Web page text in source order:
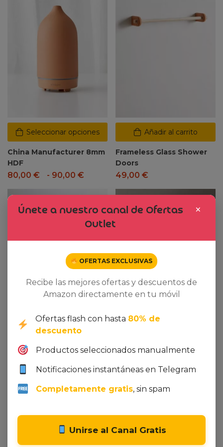
Seleccionar opciones
China Manufacturer 8mm
HDF
80,00 € - 90,00 €
Añadir al carrito
Frameless Glass Shower
Doors
49,00 €
Seleccionar opciones
The Vintage Advantage
10,00 € - 25,00€
Añadir al carrito
Elegant Style Satin with
Digital Printing
×
Únete a nuestro canal de Ofertas
Outlet
OFERTAS EXCLUSIVAS
Recibe las mejores ofertas y descuentos de
Amazon directamente en tu móvil
Ofertas flash con hasta 80% de
descuento
Productos seleccionados manualmente
Notificaciones instantáneas en Telegram
Completamente gratis, sin spam
Unirse al Canal Gratis